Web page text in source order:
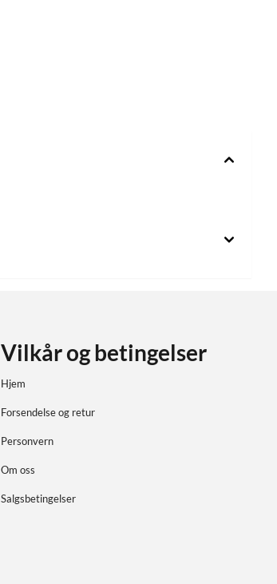
Vilkår og betingelser
Hjem
Forsendelse og retur
Personvern
Om oss
Salgsbetingelser